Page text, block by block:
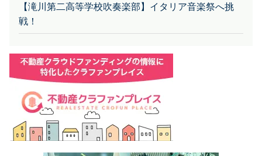
【滝川第二高等学校吹奏楽部】イタリア音楽祭へ挑
戦！